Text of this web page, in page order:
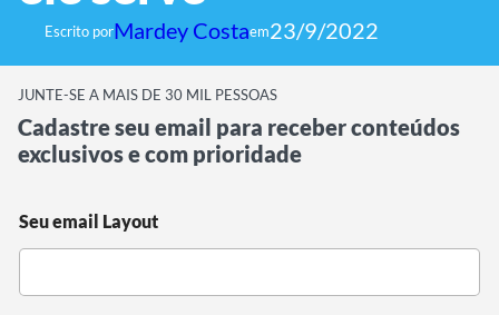
Escrito porMardey Costaem23/9/2022
JUNTE-SE A MAIS DE 30 MIL PESSOAS
Cadastre seu email para receber conteúdos
exclusivos e com prioridade
Seu email Layout